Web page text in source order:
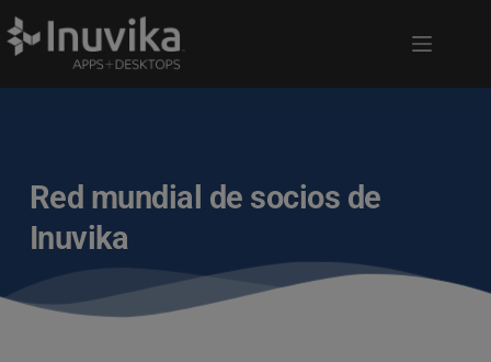
Red mundial de socios de
Inuvika